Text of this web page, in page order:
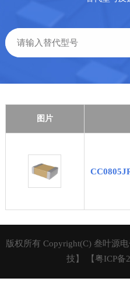
图片
版权所有 Copyright(C) 叁叶源
技】
【粤ICP备